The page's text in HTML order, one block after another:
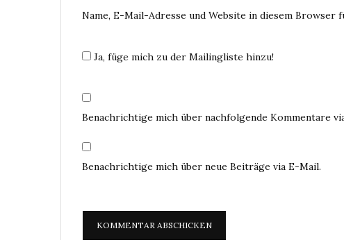
Name, E-Mail-Adresse und Website in diesem Browser
Ja, füge mich zu der Mailingliste hinzu!
Benachrichtige mich über nachfolgende Kommentare
Benachrichtige mich über neue Beiträge via E-Mail.